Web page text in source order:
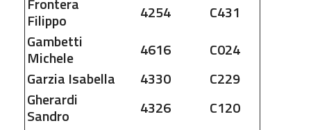
Filippo 4254
C431
Gambetti
Michele 4616
C024
Garzia Isabella 4330
C229
Gherardi
Sandro 4326
C120